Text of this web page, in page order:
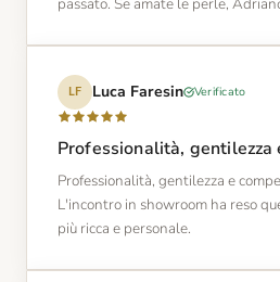
LF Luca Faresin Verificato
Professionalità, gentilezza
Professionalità, gentilezza e
L'incontro in showroom ha reso
più ricca e personale.